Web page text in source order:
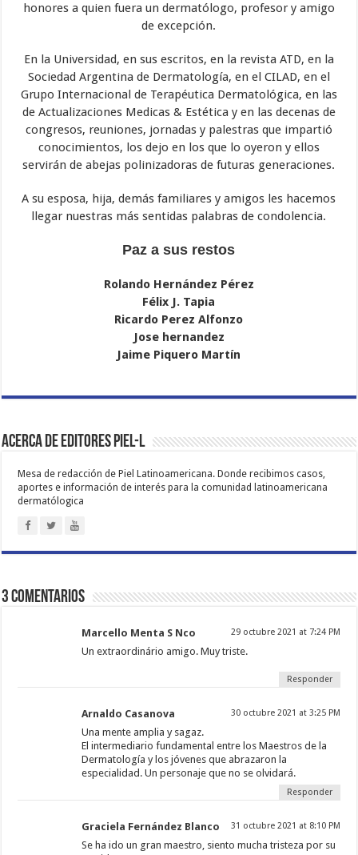
honores a quien fuera un dermatólogo, profesor y amigo
de excepción.
En la Universidad, en sus escritos, en la revista ATD, en la
Sociedad Argentina de Dermatología, en el CILAD, en el
Grupo Internacional de Terapéutica Dermatológica, en las
de Actualizaciones Medicas & Estética y en las decenas de
congresos, reuniones, jornadas y palestras que impartió
conocimientos, los dejo en los que lo oyeron y ellos
servirán de abejas polinizadoras de futuras generaciones.
A su esposa, hija, demás familiares y amigos les hacemos
llegar nuestras más sentidas palabras de condolencia.
Paz a sus restos
Rolando Hernández Pérez
Félix J. Tapia
Ricardo Perez Alfonzo
Jose hernandez
Jaime Piquero Martín
Acerca de Editores PIEL-L
Mesa de redacción de Piel Latinoamericana. Donde recibimos casos,
aportes e información de interés para la comunidad latinoamericana
dermatólogica
3 comentarios
Marcello Menta S Nco 29 octubre 2021 at 7:24 PM
Un extraordinário amigo. Muy triste.
Responder
Arnaldo Casanova 30 octubre 2021 at 3:25 PM
Una mente amplia y sagaz.
El intermediario fundamental entre los Maestros de la
Dermatología y los jóvenes que abrazaron la
especialidad. Un personaje que no se olvidará.
Responder
Graciela Fernández Blanco 31 octubre 2021 at 8:10 PM
Se ha ido un gran maestro, siento mucha tristeza por su